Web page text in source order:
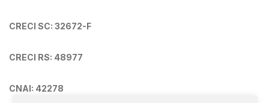
CRECI SC: 32672-F
CRECI RS: 48977
CNAI: 42278